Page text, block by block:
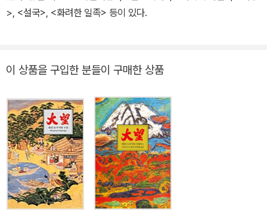
세키가하라전투>, <소설 풍신수길>, <언덕 위의 구름>, <올빼미의
있다.
>, <설국>, <화려한 일족> 등이 있다.
이 상품을 구입한 분들이 구매한 상품